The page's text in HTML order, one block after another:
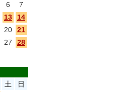
6
7
13
14
20
21
27
28
土
日